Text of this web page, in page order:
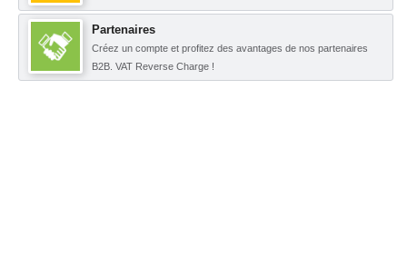
Partenaires
Créez un compte et profitez des avantages de nos partenaires
B2B. VAT Reverse Charge !